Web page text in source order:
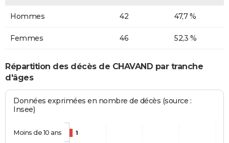
Hommes 42 47,7 %
Femmes 46 52,3 %
Répartition des décès de CHAVAND par tranche
d'âges
Données exprimées en nombre de décès (source :
Insee)
1
Moins de 10 ans